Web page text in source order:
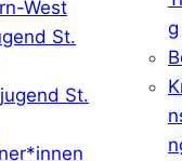
West
St.
St.
g